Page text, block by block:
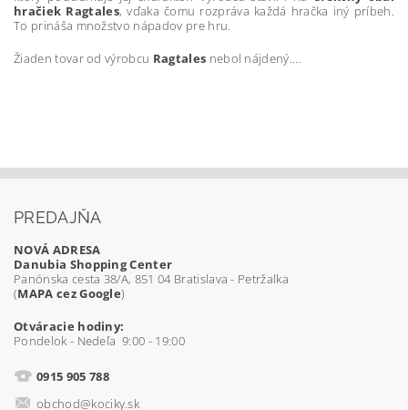
hračiek Ragtales, vďaka čomu rozpráva každá hračka iný príbeh.
To prináša množstvo nápadov pre hru.
Žiaden tovar od výrobcu Ragtales nebol nájdený....
PREDAJŇA
NOVÁ ADRESA
Danubia Shopping Center
Panónska cesta 38/A, 851 04 Bratislava - Petržalka
(MAPA cez Google)
Otváracie hodiny:
Pondelok - Nedeľa 9:00 - 19:00
0915 905 788
obchod@kociky.sk